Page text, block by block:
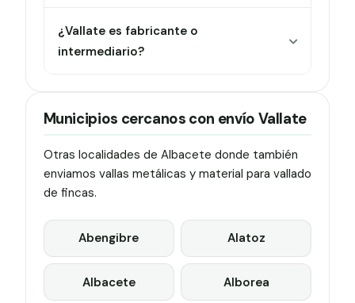
¿Vallate es fabricante o
intermediario?
Municipios cercanos con envío Vallate
Otras localidades de Albacete donde también
enviamos vallas metálicas y material para vallado
de fincas.
Abengibre Alatoz
Albacete Alborea